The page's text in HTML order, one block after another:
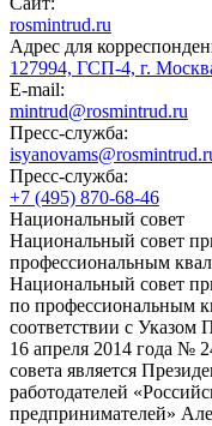
rosmintrud.ru
Адрес для
127994, ГСП-4, г.
E-mail:
mintrud@rosmintrud.ru
Пресс-служба:
Пресс-служба:
+7 (495) 870-68-46
Национальный совет
Национальный совет
профессиональным
Национальный совет
по профессиональным
соответствии с Указом
16 апреля 2014 года №
совета является
работодателей
предпринимателей»